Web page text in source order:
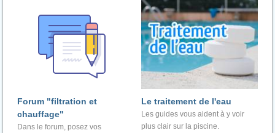
Forum "filtration et
chauffage"
Dans le forum, posez vos
Le traitement de l'eau
Les guides vous aident à y voir
plus clair sur la piscine.